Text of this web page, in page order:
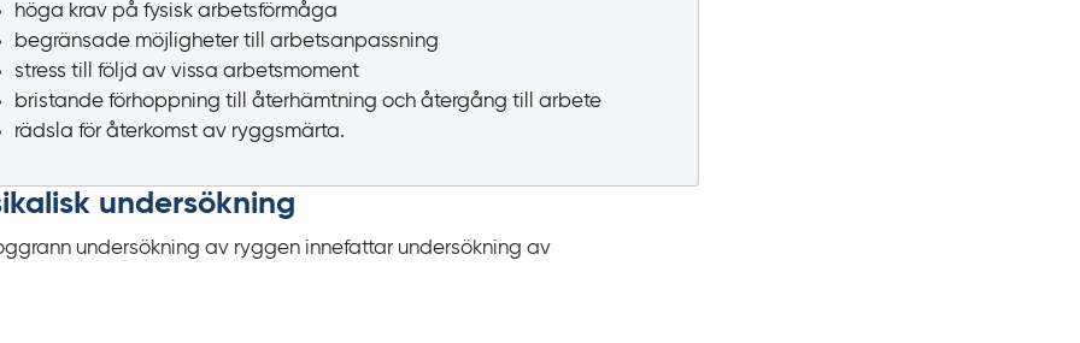
höga krav på fysisk arbetsförmåga
begränsade möjligheter till arbetsanpassning
stress till följd av vissa arbetsmoment
bristande förhoppning till återhämtning och återgång till arbete
rädsla för återkomst av ryggsmärta.
undersökning
undersökning av ryggen innefattar undersökning av